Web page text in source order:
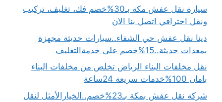
سيارة نقل عفش مكة بـ30%خصم فك، تغليف، تركيب
ونقل احترافي اتصل بنا الان
دينا نقل عفش حي الشفاء..سيارات حديثة مجهزة
بمعدات حديثة..15%خصم على خدمةالتغليف
نقل مخلفات البناء الرياض تخلص من مخلفات البناء
بامان 100%خدمات سريعة 24ساعة
شركة نقل عفش بمكة بـ23%خصم..الخيارالأمثل لنقل